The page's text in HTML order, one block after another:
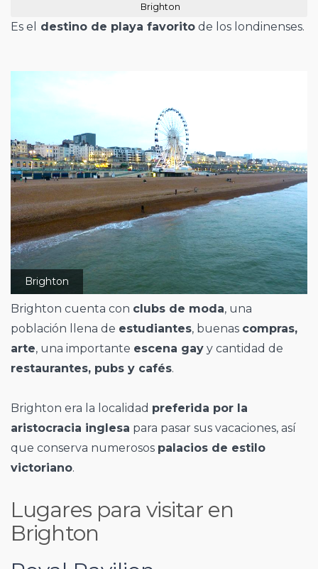
Brighton
Es el destino de playa favorito de los londinenses.
Brighton
Brighton cuenta con clubs de moda, una
población llena de estudiantes, buenas compras,
arte, una importante escena gay y cantidad de
restaurantes, pubs y cafés.
Brighton era la localidad preferida por la
aristocracia inglesa para pasar sus vacaciones, así
que conserva numerosos palacios de estilo
victoriano.
Lugares para visitar en
Brighton